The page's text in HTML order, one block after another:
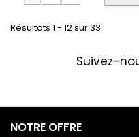
Résultats 1 - 12 sur 33.
Suivez-
NOTRE OFFRE